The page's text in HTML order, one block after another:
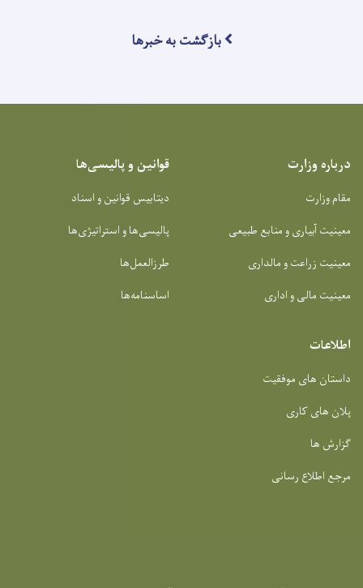
بازگشت به خبرها
درباره وزارت
مقام وزارت
معینیت آبیاری و منابع طبیعی
معینیت زراعت و مالداری
معینیت مالی و اداری
قوانین و پالیسی‌ها
دیتابیس قوانین و اسناد
پالیسی‌ها و استراتیژی‌ها
طرزالعمل‌ها
اساسنامه‌ها
اطلاعات
داستان های موفقیت
پلان های کاری
گزارش ها
مرجع اطلاع رسانی